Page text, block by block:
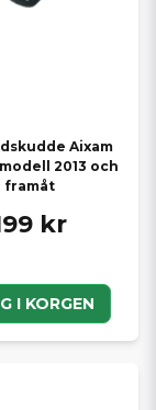
Aixam
2013 och
framåt
kr
I KORGEN